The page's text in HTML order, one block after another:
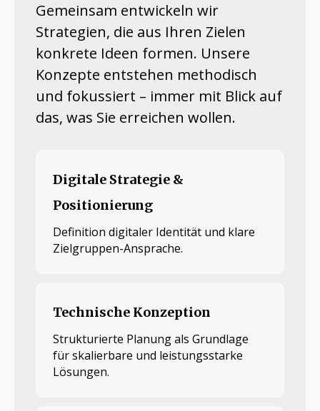
Gemeinsam entwickeln wir
Strategien, die aus Ihren Zielen
konkrete Ideen formen. Unsere
Konzepte entstehen methodisch
und fokussiert – immer mit Blick auf
das, was Sie erreichen wollen.
Digitale Strategie &
Positionierung
Definition digitaler Identität und klare
Zielgruppen-Ansprache.
Technische Konzeption
Strukturierte Planung als Grundlage
für skalierbare und leistungsstarke
Lösungen.